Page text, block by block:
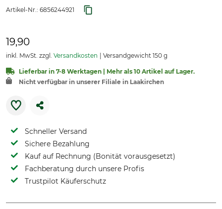
Artikel-Nr.: 6856244921
19,90
inkl. MwSt. zzgl. Versandkosten Versandgewicht 150 g
Lieferbar in 7-8 Werktagen | Mehr als 10 Artikel auf Lager.
Nicht verfügbar in unserer Filiale in Laakirchen
Schneller Versand
Sichere Bezahlung
Kauf auf Rechnung (Bonität vorausgesetzt)
Fachberatung durch unsere Profis
Trustpilot Käuferschutz